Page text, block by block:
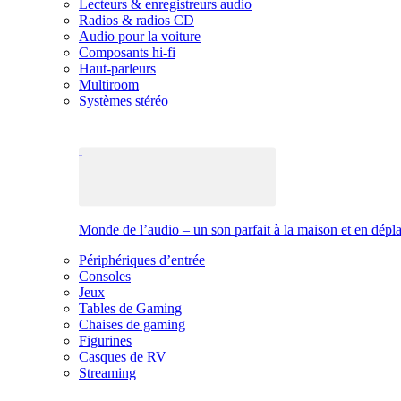
Lecteurs & enregistreurs audio
Radios & radios CD
Audio pour la voiture
Composants hi-fi
Haut-parleurs
Multiroom
Systèmes stéréo
Monde de l’audio – un son parfait à la maison et en
Périphériques d’entrée
Consoles
Jeux
Tables de Gaming
Chaises de gaming
Figurines
Casques de RV
Streaming